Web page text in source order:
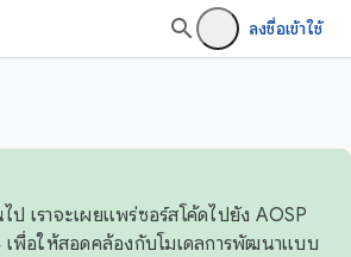
ลงชื่อเข้าใช้
เราจะเผยแพร่ซอร์สโค้ดไปยัง AOSP
เพื่อให้สอดคล้องกับโมเดลการพัฒนาแบบ